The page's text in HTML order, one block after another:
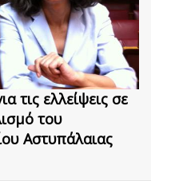
τις ελλείψεις σε
του
Αστυπάλαιας